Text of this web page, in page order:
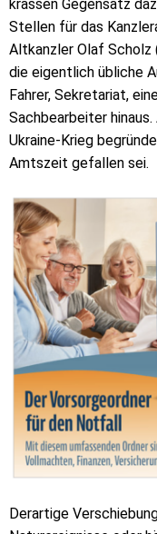
krassen Gegensatz
Stellen für das
Altkanzler Olaf Scholz
die eigentlich übliche
Fahrer, Sekretariat,
Sachbearbeiter
Ukraine-Krieg
Amtszeit gefallen sei.
Derartige